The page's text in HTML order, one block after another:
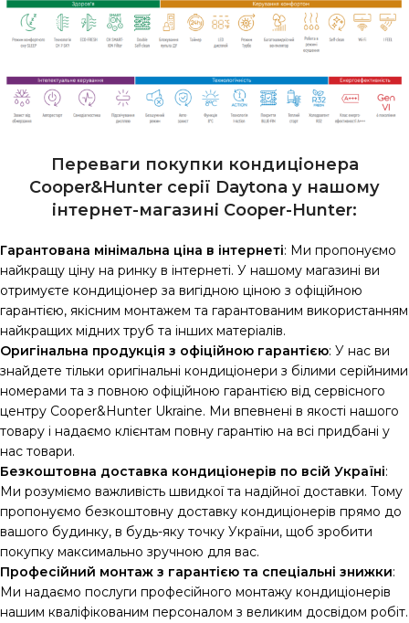
Переваги покупки кондиціонера
Cooper&Hunter серії Daytona у нашому
інтернет-магазині Сooper-Hunter:
Гарантована мінімальна ціна в інтернеті: Ми пропонуємо
найкращу ціну на ринку в інтернеті. У нашому магазині ви
отримуєте кондиціонер за вигідною ціною з офіційною
гарантією, якісним монтажем та гарантованим використанням
найкращих мідних труб та інших матеріалів.
Оригінальна продукція з офіційною гарантією: У нас ви
знайдете тільки оригінальні кондиціонери з білими серійними
номерами та з повною офіційною гарантією від сервісного
центру Cooper&Hunter Ukraine. Ми впевнені в якості нашого
товару і надаємо клієнтам повну гарантію на всі придбані у
нас товари.
Безкоштовна доставка кондиціонерів по всій Україні:
Ми розуміємо важливість швидкої та надійної доставки. Тому
пропонуємо безкоштовну доставку кондиціонерів прямо до
вашого будинку, в будь-яку точку України, щоб зробити
покупку максимально зручною для вас.
Професійний монтаж з гарантією та спеціальні знижки:
Ми надаємо послуги професійного монтажу кондиціонерів
нашим кваліфікованим персоналом з великим досвідом робіт.